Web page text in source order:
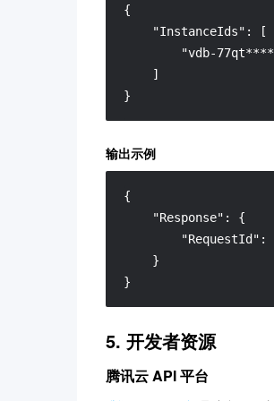
{
    "InstanceIds": [
"vdb-
    ]
}
输出示例
{
"Response" :
{
"RequestId" :
}
}
5. 开发者资源
腾讯云 API 平台